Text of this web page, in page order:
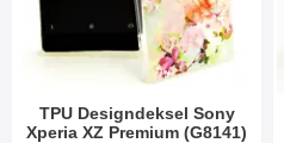
TPU Designdeksel Sony
Xperia XZ Premium (G8141)